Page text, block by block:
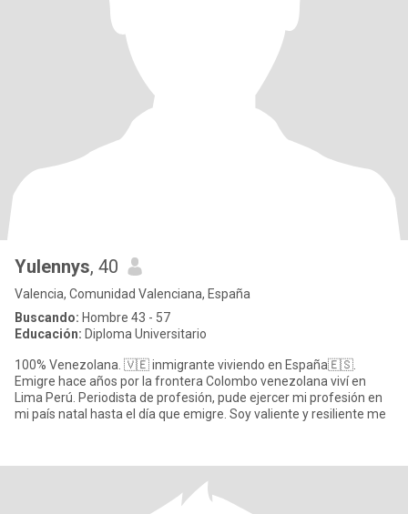
Yulennys, 40
Valencia, Comunidad Valenciana, España
Buscando: Hombre 43 - 57
Educación: Diploma Universitario
100% Venezolana. 🇻🇪 inmigrante viviendo en España🇪🇸.
Emigre hace años por la frontera Colombo venezolana viví en
Lima Perú. Periodista de profesión, pude ejercer mi profesión en
mi país natal hasta el día que emigre. Soy valiente y resiliente me